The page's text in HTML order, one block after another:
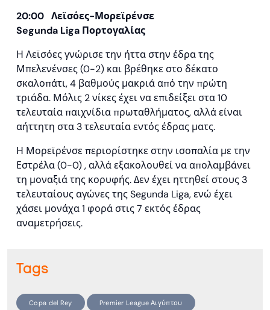
20:00 Λεϊσόες-Μορεϊρένσε
Segunda Liga Πορτογαλίας
Η Λεϊσόες γνώρισε την ήττα στην έδρα της
Μπελενένσες (0-2) και βρέθηκε στο δέκατο
σκαλοπάτι, 4 βαθμούς μακριά από την πρώτη
τριάδα. Μόλις 2 νίκες έχει να επιδείξει στα 10
τελευταία παιχνίδια πρωταθλήματος, αλλά είναι
αήττητη στα 3 τελευταία εντός έδρας ματς.
Η Μορεϊρένσε περιορίστηκε στην ισοπαλία με την
Εστρέλα (0-0) , αλλά εξακολουθεί να απολαμβάνει
τη μοναξιά της κορυφής. Δεν έχει ηττηθεί στους 3
τελευταίους αγώνες της Segunda Liga, ενώ έχει
χάσει μονάχα 1 φορά στις 7 εκτός έδρας
αναμετρήσεις.
Tags
Copa del Rey Premier League Αιγύπτου